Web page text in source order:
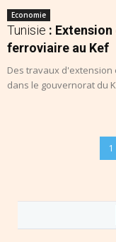
Economie
Tunisie :
ferroviaire au Kef
Des travaux
dans le gouvernorat du
1